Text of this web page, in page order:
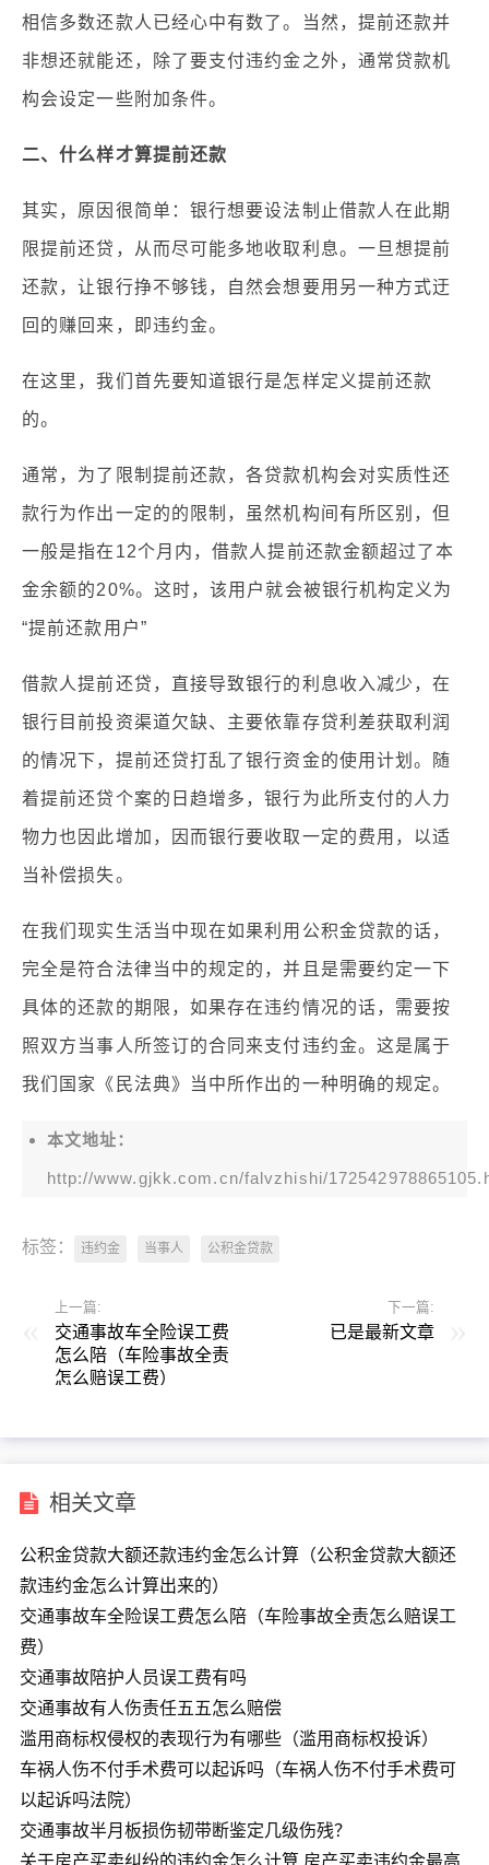
相信多数还款人已经心中有数了。当然，提前还款并
非想还就能还，除了要支付违约金之外，通常贷款机
构会设定一些附加条件。
二、什么样才算提前还款
其实，原因很简单：银行想要设法制止借款人在此期
限提前还贷，从而尽可能多地收取利息。一旦想提前
还款，让银行挣不够钱，自然会想要用另一种方式迂
回的赚回来，即违约金。
在这里，我们首先要知道银行是怎样定义提前还款
的。
通常，为了限制提前还款，各贷款机构会对实质性还
款行为作出一定的的限制，虽然机构间有所区别，但
一般是指在12个月内，借款人提前还款金额超过了本
金余额的20%。这时，该用户就会被银行机构定义为
“提前还款用户”
借款人提前还贷，直接导致银行的利息收入减少，在
银行目前投资渠道欠缺、主要依靠存贷利差获取利润
的情况下，提前还贷打乱了银行资金的使用计划。随
着提前还贷个案的日趋增多，银行为此所支付的人力
物力也因此增加，因而银行要收取一定的费用，以适
当补偿损失。
在我们现实生活当中现在如果利用公积金贷款的话，
完全是符合法律当中的规定的，并且是需要约定一下
具体的还款的期限，如果存在违约情况的话，需要按
照双方当事人所签订的合同来支付违约金。这是属于
我们国家《民法典》当中所作出的一种明确的规定。
本文地址：
http://www.gjkk.com.cn/falvzhishi/
标签： 违约金 当事人 公积金贷款
上一篇:
交通事故车全险误工费
怎么陪（车险事故全责
怎么赔误工费）
下一篇:
已是最新文章
相关文章
公积金贷款大额还款违约金怎么计算（公积金贷款大额还
款违约金怎么计算出来的）
交通事故车全险误工费怎么陪（车险事故全责怎么赔误工
费）
交通事故陪护人员误工费有吗
交通事故有人伤责任五五怎么赔偿
滥用商标权侵权的表现行为有哪些（滥用商标权投诉）
车祸人伤不付手术费可以起诉吗（车祸人伤不付手术费可
以起诉吗法院）
交通事故半月板损伤韧带断鉴定几级伤残？